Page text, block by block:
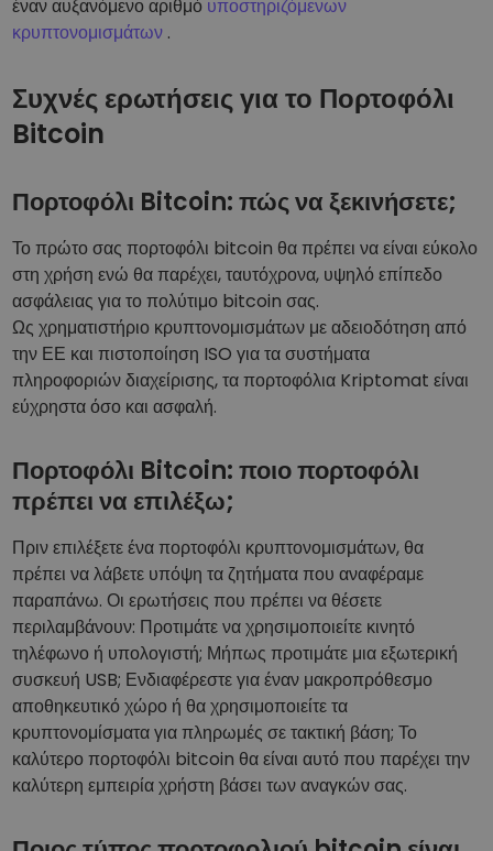
έναν αυξανόμενο αριθμό υποστηριζόμενων
κρυπτονομισμάτων .
Συχνές ερωτήσεις για το Πορτοφόλι
Bitcoin
Πορτοφόλι Bitcoin: πώς να ξεκινήσετε;
Το πρώτο σας πορτοφόλι bitcoin θα πρέπει να είναι εύκολο
στη χρήση ενώ θα παρέχει, ταυτόχρονα, υψηλό επίπεδο
ασφάλειας για το πολύτιμο bitcoin σας.
Ως χρηματιστήριο κρυπτονομισμάτων με αδειοδότηση από
την ΕΕ και πιστοποίηση ISO για τα συστήματα
πληροφοριών διαχείρισης, τα πορτοφόλια Kriptomat είναι
εύχρηστα όσο και ασφαλή.
Πορτοφόλι Bitcoin: ποιο πορτοφόλι
πρέπει να επιλέξω;
Πριν επιλέξετε ένα πορτοφόλι κρυπτονομισμάτων, θα
πρέπει να λάβετε υπόψη τα ζητήματα που αναφέραμε
παραπάνω. Οι ερωτήσεις που πρέπει να θέσετε
περιλαμβάνουν: Προτιμάτε να χρησιμοποιείτε κινητό
τηλέφωνο ή υπολογιστή; Μήπως προτιμάτε μια εξωτερική
συσκευή USB; Ενδιαφέρεστε για έναν μακροπρόθεσμο
αποθηκευτικό χώρο ή θα χρησιμοποιείτε τα
κρυπτονομίσματα για πληρωμές σε τακτική βάση; Το
καλύτερο πορτοφόλι bitcoin θα είναι αυτό που παρέχει την
καλύτερη εμπειρία χρήστη βάσει των αναγκών σας.